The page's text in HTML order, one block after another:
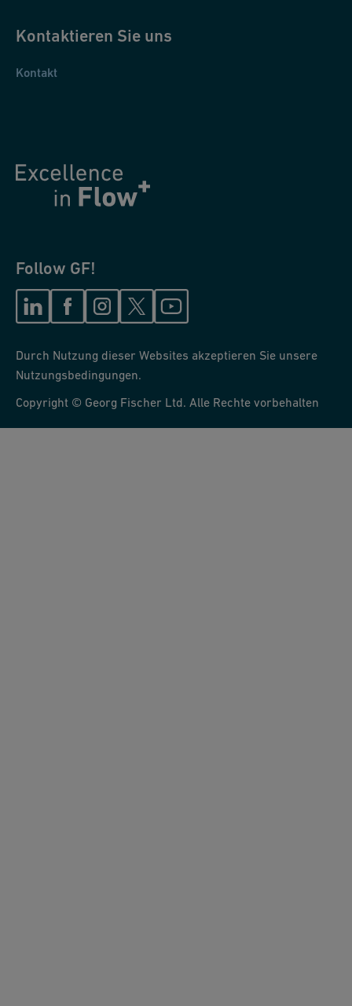
Kontaktieren Sie uns
Kontakt
Follow GF!
Durch Nutzung dieser Websites akzeptieren Sie unsere
Nutzungsbedingungen.
Copyright © Georg Fischer Ltd. Alle Rechte vorbehalten